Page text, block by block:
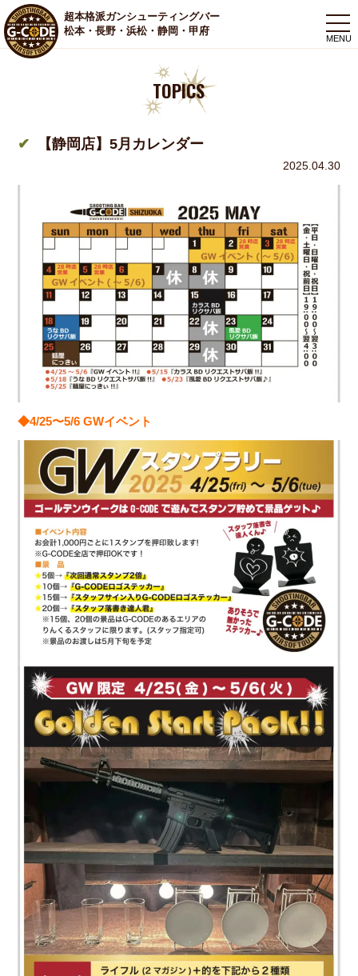
超本格派ガンシューティングバー
松本・長野・浜松・静岡・甲府
TOPICS
【静岡店】5月カレンダー
2025.04.30
◆4/25〜5/6 GWイベント